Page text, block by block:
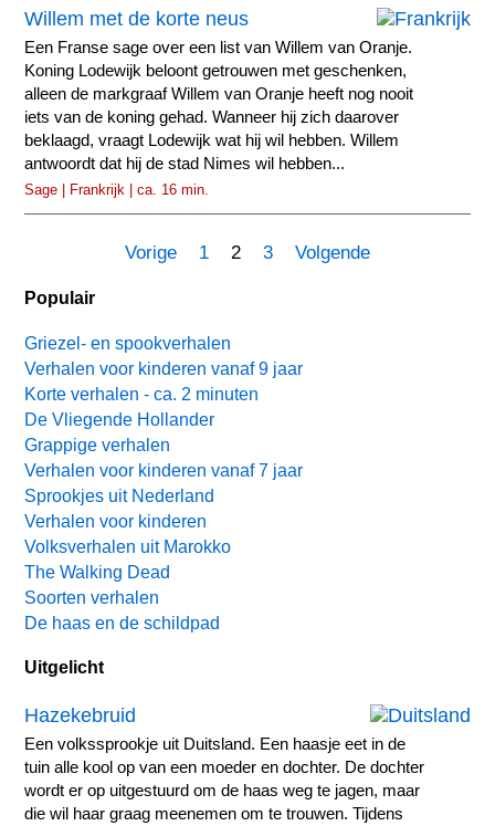
Willem met de korte neus
Een Franse sage over een list van Willem van Oranje.
Koning Lodewijk beloont getrouwen met geschenken,
alleen de markgraaf Willem van Oranje heeft nog nooit
iets van de koning gehad. Wanneer hij zich daarover
beklaagd, vraagt Lodewijk wat hij wil hebben. Willem
antwoordt dat hij de stad Nimes wil hebben...
Sage | Frankrijk | ca. 16 min.
Vorige 12 3 Volgende
Populair
Griezel- en spookverhalen
Verhalen voor kinderen vanaf 9 jaar
Korte verhalen - ca. 2 minuten
De Vliegende Hollander
Grappige verhalen
Verhalen voor kinderen vanaf 7 jaar
Sprookjes uit Nederland
Verhalen voor kinderen
Volksverhalen uit Marokko
The Walking Dead
Soorten verhalen
De haas en de schildpad
Uitgelicht
Hazekebruid
Een volkssprookje uit Duitsland. Een haasje eet in de
tuin alle kool op van een moeder en dochter. De dochter
wordt er op uitgestuurd om de haas weg te jagen, maar
die wil haar graag meenemen om te trouwen. Tijdens